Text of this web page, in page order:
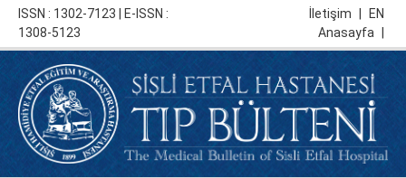
ISSN : 1302-7123 | E-ISSN :
1308-5123
EN
İletişim
Anasayfa